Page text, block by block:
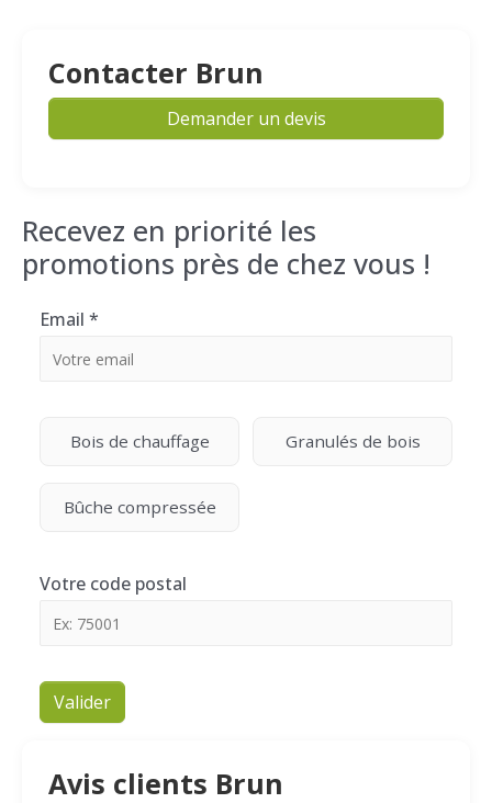
Contacter Brun
Demander un devis
Recevez en priorité les
promotions près de chez vous !
Email *
Bois de chauffage Granulés de bois
Bûche compressée
Votre code postal
Valider
Avis clients Brun